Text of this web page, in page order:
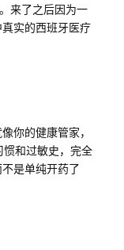
来了之后因为一
实的西班牙医疗
你的健康管家，
和过敏史，完全
是单纯开药了